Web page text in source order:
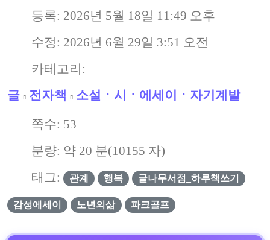
등록: 2026년 5월 18일 11:49 오후
수정: 2026년 6월 29일 3:51 오전
카테고리:
글
전자책 소설ㆍ시ㆍ에세이ㆍ자기계발
쪽수: 53
분량: 약 20 분(10155 자)
태그:
관계 행복 글나무서점_하루책쓰기
감성에세이 노년의삶 파크골프